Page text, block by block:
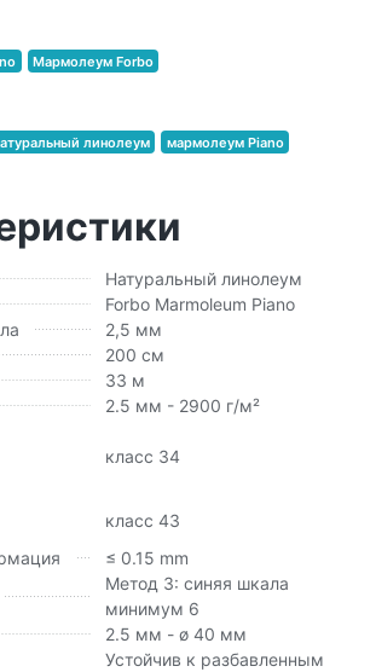
Мармолеум Forbo
линолеум мармолеум Piano
Натуральный линолеум
Forbo Marmoleum Piano
2,5 мм
200 см
33 м
2.5 мм - 2900 г/м²
класс 34
класс 43
≤ 0.15 mm
Метод 3: синяя шкала
минимум 6
2.5 мм - ø 40 мм
Устойчив к разбавленным